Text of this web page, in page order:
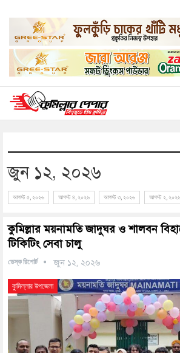
জুন ১২, ২০২৬
আগস্ট ৫, ২০২৬ আগস্ট ৪, ২০২৬ আগস্ট ৩, ২০২৬ আগস্ট ২, ২০২৬
কুমিল্লার ময়নামতি জাদুঘর ও শালবন
টিকিটিং সেবা চালু
ডেস্ক রিপোর্ট জুন ১২, ২০২৬
কুমিল্লার উপজেলা